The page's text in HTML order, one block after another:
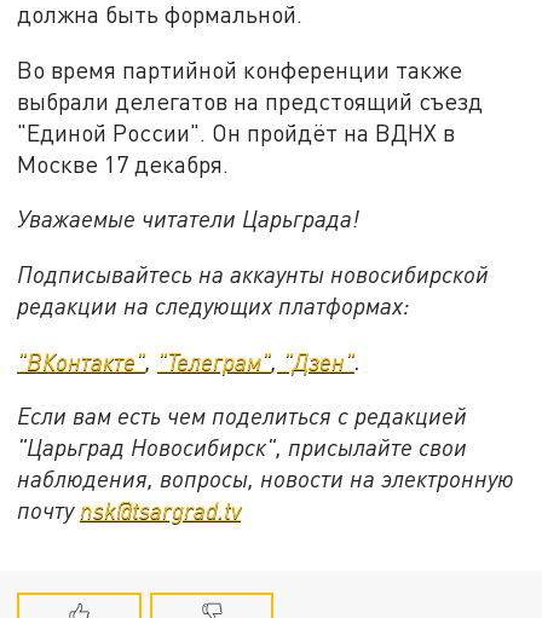
должна быть формальной.
Во время партийной конференции также
выбрали делегатов на предстоящий съезд
"Единой России". Он пройдёт на ВДНХ в
Москве 17 декабря.
Уважаемые читатели Царьграда!
Подписывайтесь на аккаунты новосибирской
редакции на следующих платформах:
"ВКонтакте" "Телеграм" "Дзен"
Если вам есть чем поделиться с редакцией
"Царьград Новосибирск", присылайте свои
наблюдения, вопросы, новости на электронную
почту nsk@tsargrad.tv